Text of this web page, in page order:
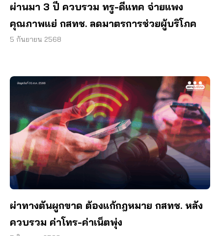
ผ่านมา 3 ปี ควบรวม ทรู-ดีแทค จ่ายแพง
คุณภาพแย่ กสทช. ลดมาตรการช่วยผู้บริโภค
5 กันยายน 2568
ผ่าทางตันผูกขาด ต้องแก้กฎหมาย กสทช. หลัง
ควบรวม ค่าโทร-ค่าเน็ตพุ่ง